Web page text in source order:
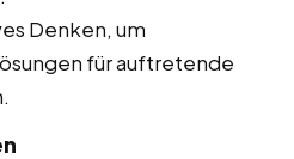
Denken, um
für auftretende